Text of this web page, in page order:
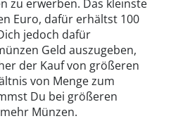
zu erwerben. Das kleinste
Euro, dafür erhältst 100
jedoch dafür
Geld auszugeben,
der Kauf von größeren
von Menge zum
Du bei größeren
Münzen.